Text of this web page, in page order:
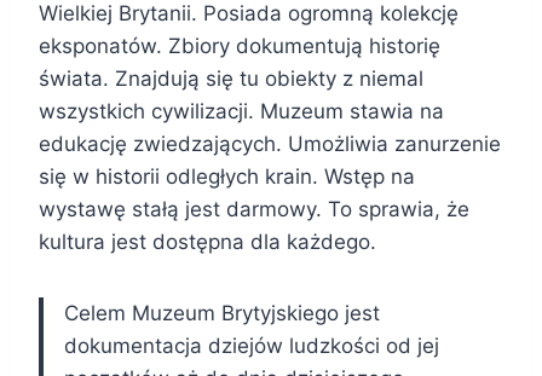
Wielkiej Brytanii. Posiada ogromną kolekcję
eksponatów. Zbiory dokumentują historię
świata. Znajdują się tu obiekty z niemal
wszystkich cywilizacji. Muzeum stawia na
edukację zwiedzających. Umożliwia zanurzenie
się w historii odległych krain. Wstęp na
wystawę stałą jest darmowy. To sprawia, że
kultura jest dostępna dla każdego.
Celem Muzeum Brytyjskiego jest
dokumentacja dziejów ludzkości od jej